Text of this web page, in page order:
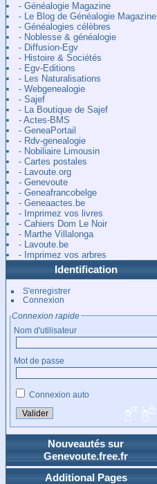
- Généalogie Magazine
- Le Blog de Généalogie Magazine
- Généalogies célèbres
- Noblesse & généalogie
- Diffusion-Egv
- Histoire & Sociétés
- Egv-Editions
- Les Naturalisations
- Webgenealogie
- Sajef
- La Boutique de Sajef
- Actes-BMS
- GeneaPortail
- Rdv-genealogie
- Nobiliaire Limousin
- Cartes postales
- Lavoute.org
- Genevoute
- Geneafrancobelge
- Geneaactes.be
- Imprimez vos livres
- Cahiers Dom Le Noir
- Marthe Villalonga
- Lavoute.be
- Imprimez vos arbres
Identification
S'enregistrer
Connexion
Connexion rapide
Nom d'utilisateur
Mot de passe
Connexion auto
Nouveautés sur
Genevoute.free.fr
Additional Pages